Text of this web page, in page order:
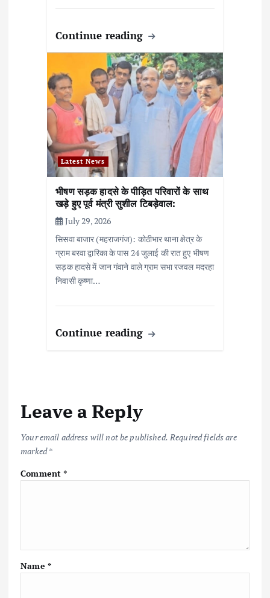
Continue reading
Latest News
भीषण सड़क हादसे के पीड़ित परिवारों के साथ
खड़े हुए पूर्व मंत्री सुशील टिबड़ेवाल:
July 29, 2026
सिसवा बाजार (महराजगंज): कोठीभार थाना क्षेत्र के
ग्राम बरवा द्वारिका के पास 24 जुलाई की रात हुए भीषण
सड़क हादसे में जान गंवाने वाले ग्राम सभा रजवल मदरहा
निवासी कृष्णा…
Continue reading
Leave a Reply
Your email address will not be published. Required fields are
marked*
Comment*
Name *